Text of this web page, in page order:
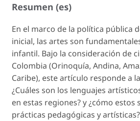
Resumen (es)
En el marco de la política pública
inicial, las artes son
infantil. Bajo la consideración de
Colombia (Orinoquía, Andina,
Caribe), este artículo responde a
¿Cuáles son los lenguajes
en estas regiones? y ¿cómo estos
prácticas pedagógicas y